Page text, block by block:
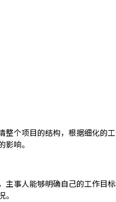
整个项目的结构，根据细化的
响。
事人能够明确自己的工作目